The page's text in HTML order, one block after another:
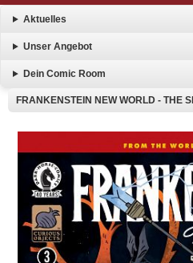
Aktuelles
Unser Angebot
Dein Comic Room
FRANKENSTEIN NEW WORLD - THE